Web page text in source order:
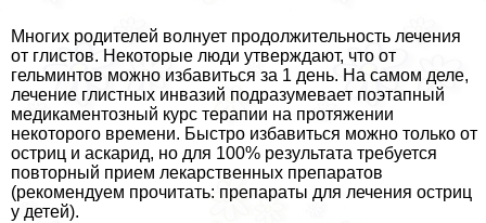
Многих родителей волнует продолжительность лечения
от глистов. Некоторые люди утверждают, что от
гельминтов можно избавиться за 1 день. На самом деле,
лечение глистных инвазий подразумевает поэтапный
медикаментозный курс терапии на протяжении
некоторого времени. Быстро избавиться можно только от
остриц и аскарид, но для 100% результата требуется
повторный прием лекарственных препаратов
(рекомендуем прочитать: препараты для лечения остриц
у детей).